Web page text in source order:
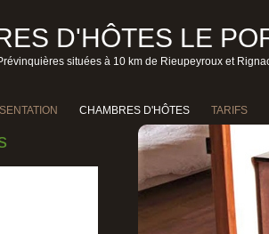
D'HÔTES LE
situées à 10 km de Rieupeyroux et
CHAMBRES D'HÔTES TARIFS